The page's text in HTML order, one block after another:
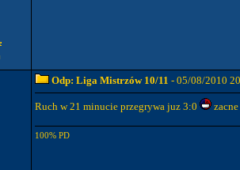
Odp: Liga Mistrzów 10/11 - 05/08/2010
Ruch w 21 minucie przegrywa juz 3:0 zacne
100% PD